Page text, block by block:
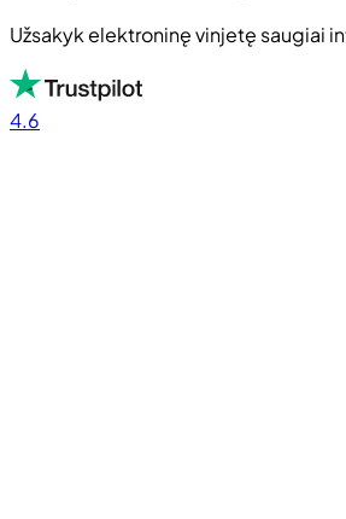
Užsakyk elektroninę vinjetę saugiai
4.6